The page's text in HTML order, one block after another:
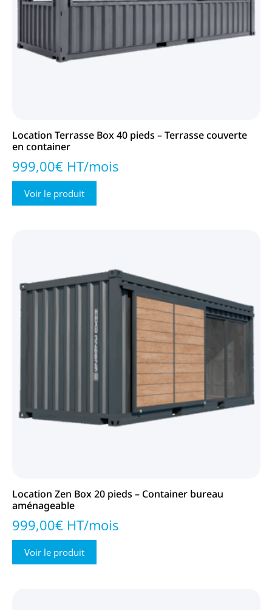
Location Terrasse Box 40 pieds – Terrasse couverte
en container
999,00€ HT/mois
Voir le produit
Location Zen Box 20 pieds – Container bureau
aménageable
999,00€ HT/mois
Voir le produit